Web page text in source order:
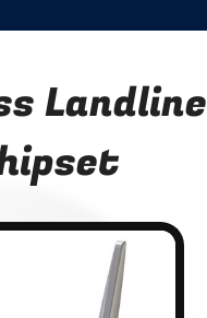
Landline